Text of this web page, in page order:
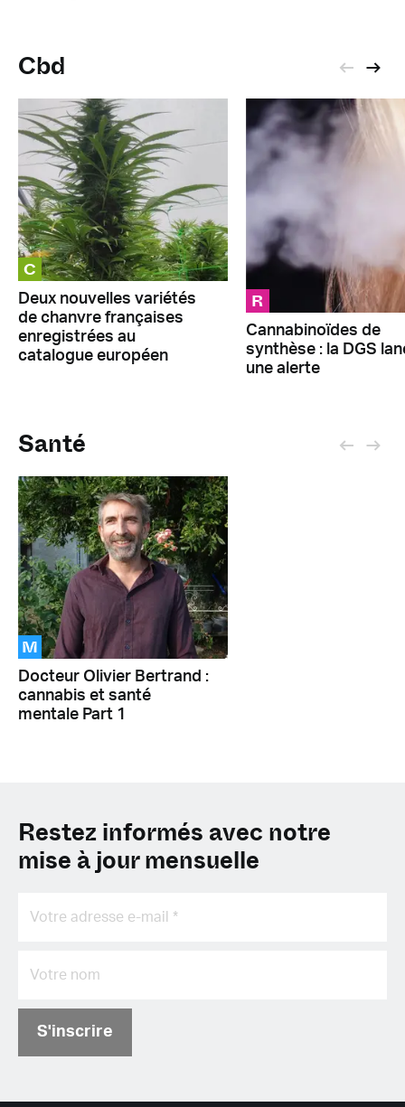
Cbd
C
Deux nouvelles variétés
de chanvre françaises
enregistrées au
catalogue européen
R
Cannabinoïdes de
synthèse : la DGS
une alerte
Santé
M
Docteur Olivier Bertrand :
cannabis et santé
mentale Part 1
Restez informés avec notre
mise à jour mensuelle
S'inscrire